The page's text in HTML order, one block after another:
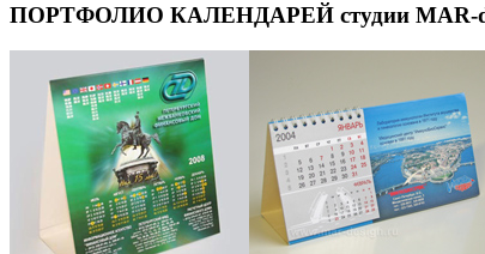
ПОРТФОЛИО КАЛЕНДАРЕЙ студии MAR-